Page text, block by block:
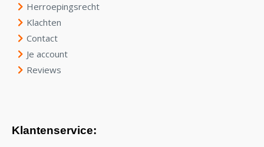
Herroepingsrecht
Klachten
Contact
Je account
Reviews
Klantenservice: